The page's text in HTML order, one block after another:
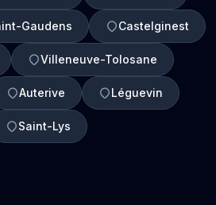
Gaudens Castelginest
Villeneuve-Tolosane
Auterive Léguevin
Saint-Lys